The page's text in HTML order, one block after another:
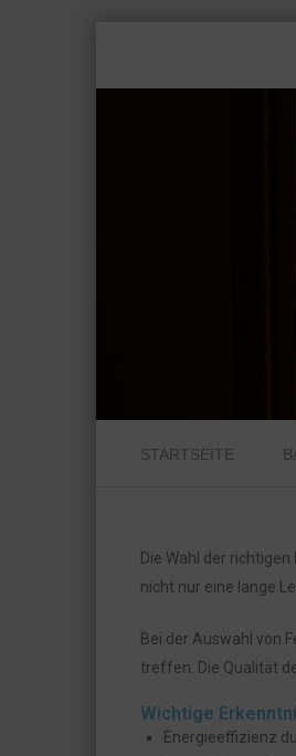
MenuSTARTSEITE
Die Wahl der richtigen
nicht nur eine lange
Bei der Auswahl von
treffen. Die Qualität
Wichtige
Energieeffizienz